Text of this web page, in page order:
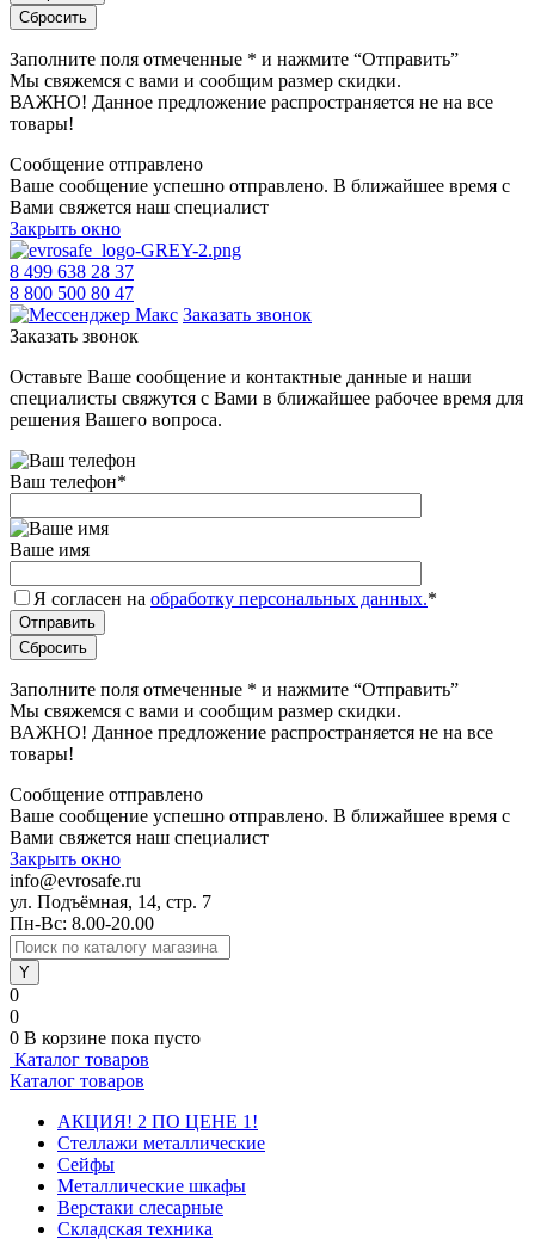
Заполните поля отмеченные * и нажмите “Отправить”
Мы свяжемся с вами и сообщим размер скидки.
ВАЖНО! Данное предложение распространяется не на все
товары!
Сообщение отправлено
Ваше сообщение успешно отправлено. В ближайшее время с
Вами свяжется наш специалист
Закрыть окно
8 499 638 28 37
8 800 500 80 47
Заказать звонок
Заказать звонок
Оставьте Ваше сообщение и контактные данные и наши
специалисты свяжутся с Вами в ближайшее рабочее время для
решения Вашего вопроса.
Ваш телефон*
Ваше имя
Я согласен на обработку персональных данных.*
Заполните поля отмеченные * и нажмите “Отправить”
Мы свяжемся с вами и сообщим размер скидки.
ВАЖНО! Данное предложение распространяется не на все
товары!
Сообщение отправлено
Ваше сообщение успешно отправлено. В ближайшее время с
Вами свяжется наш специалист
Закрыть окно
info@evrosafe.ru
ул. Подъёмная, 14, стр. 7
Пн-Вс: 8.00-20.00
0
0
0 В корзине пока пусто
Каталог товаров
Каталог товаров
АКЦИЯ! 2 ПО ЦЕНЕ 1!
Стеллажи металлические
Сейфы
Металлические шкафы
Верстаки слесарные
Складская техника